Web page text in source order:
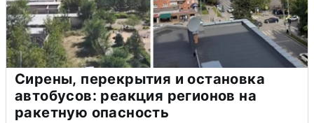
Сирены, перекрытия и остановка
автобусов: реакция регионов на
ракетную опасность